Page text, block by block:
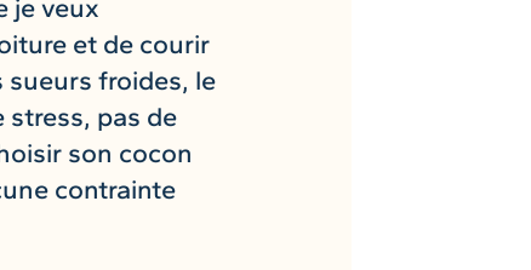
je veux
et de courir
sueurs froides, le
pas de
son cocon
contrainte